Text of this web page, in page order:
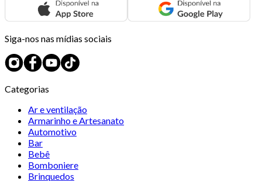
Siga-nos nas mídias sociais
Categorias
Ar e ventilação
Armarinho e Artesanato
Automotivo
Bar
Bebê
Bomboniere
Brinquedos